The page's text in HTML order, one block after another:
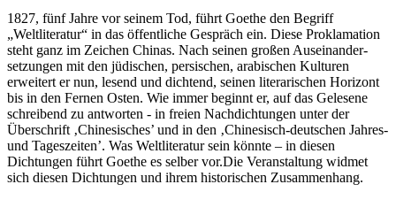
1827, fünf Jahre vor seinem Tod, führt Goethe den Begriff
„Weltliteratur“ in das öffentliche Gespräch ein. Diese Proklamation
steht ganz im Zeichen Chinas. Nach seinen großen Auseinander­
setzungen mit den jüdischen, persischen, arabischen Kulturen
erweitert er nun, lesend und dichtend, seinen literarischen Horizont
bis in den Fernen Osten. Wie immer beginnt er, auf das Gelesene
schreibend zu antworten - in freien Nachdichtungen unter der
Überschrift ‚Chinesisches’ und in den ‚Chinesisch-deutschen Jahres-
und Tageszeiten’. Was Weltliteratur sein könnte – in diesen
Dichtungen führt Goethe es selber vor.Die Veranstaltung widmet
sich diesen Dichtungen und ihrem historischen Zusammenhang.